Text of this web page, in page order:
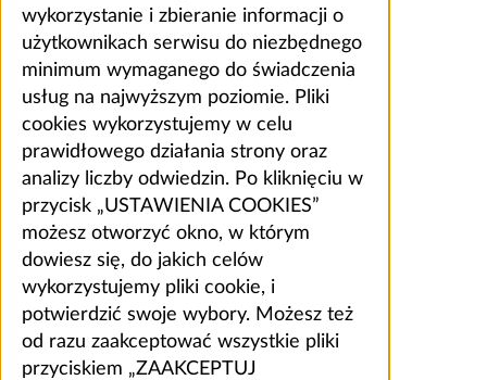
wykorzystanie i zbieranie informacji o
użytkownikach serwisu do niezbędnego
minimum wymaganego do świadczenia
usług na najwyższym poziomie. Pliki
cookies wykorzystujemy w celu
prawidłowego działania strony oraz
analizy liczby odwiedzin. Po kliknięciu w
przycisk „USTAWIENIA COOKIES”
możesz otworzyć okno, w którym
dowiesz się, do jakich celów
wykorzystujemy pliki cookie, i
potwierdzić swoje wybory. Możesz też
od razu zaakceptować wszystkie pliki
przyciskiem „ZAAKCEPTUJ